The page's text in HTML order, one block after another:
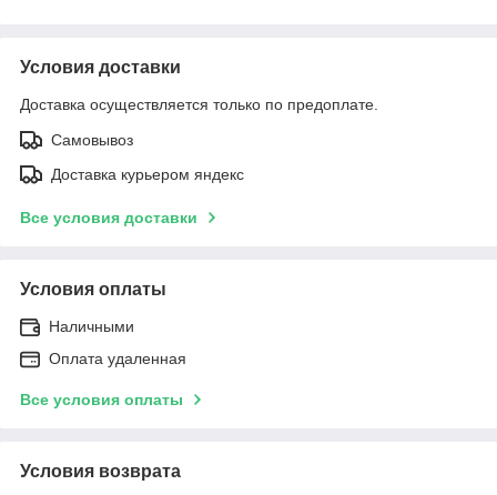
Условия доставки
Доставка осуществляется только по предоплате.
Самовывоз
Доставка курьером яндекс
Все условия доставки
Условия оплаты
Наличными
Оплата удаленная
Все условия оплаты
Условия возврата